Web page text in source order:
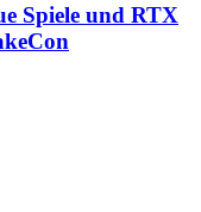
Spiele und RTX